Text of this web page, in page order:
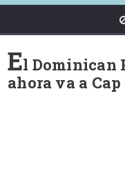
El Dominican
ahora va a